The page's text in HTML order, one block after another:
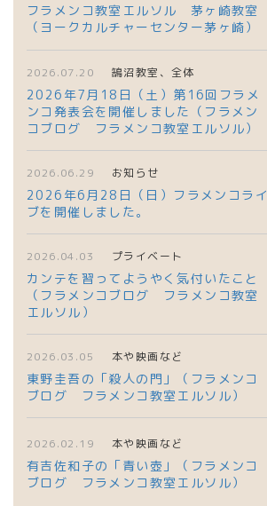
フラメンコ教室エルソル 茅ヶ崎教室
（ヨークカルチャーセンター茅ヶ崎）
2026.07.20 鵠沼教室、全体
2026年7月18日（土）第16回フラメ
ンコ発表会を開催しました（フラメン
コブログ フラメンコ教室エルソル）
2026.06.29 お知らせ
2026年6月28日（日）フラメンコライ
ブを開催しました。
2026.04.03 プライベート
カンテを習ってようやく気付いたこと
（フラメンコブログ フラメンコ教室
エルソル）
2026.03.05 本や映画など
東野圭吾の「殺人の門」（フラメンコ
ブログ フラメンコ教室エルソル）
2026.02.19 本や映画など
有吉佐和子の「青い壺」（フラメンコ
ブログ フラメンコ教室エルソル）